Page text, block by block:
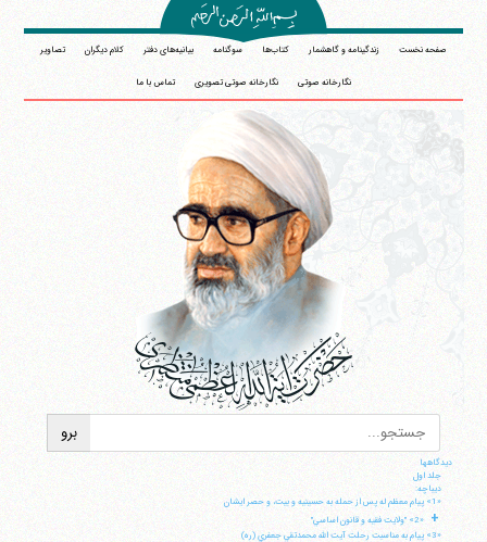
صفحه نخست زندگینامه و گاهشمار کتاب‌ها سوگنامه بیانیه‌های دفتر کلام دیگران تصاویر
نگارخانه صوتی نگارخانه صوتی تصویری تماس با ما
دیدگاهها
جلد اول
ديباچه:
«1» پيام معظم له پس از حمله به حسينيه و بيت، و حصر ايشان
+
«2» "ولايت فقيه و قانون اساسي"
«3» پيام به مناسبت رحلت آيت الله محمدتقي جعفري (ره)